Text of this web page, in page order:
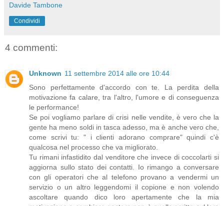
Davide Tambone
Condividi
4 commenti:
Unknown 11 settembre 2014 alle ore 10:44
Sono perfettamente d'accordo con te. La perdita della
motivazione fa calare, tra l'altro, l'umore e di conseguenza
le performance!
Se poi vogliamo parlare di crisi nelle vendite, è vero che la
gente ha meno soldi in tasca adesso, ma è anche vero che,
come scrivi tu: " i clienti adorano comprare" quindi c'è
qualcosa nel processo che va migliorato.
Tu rimani infastidito dal venditore che invece di coccolarti si
aggiorna sullo stato dei contatti. Io rimango a conversare
con gli operatori che al telefono provano a vendermi un
servizio o un altro leggendomi il copione e non volendo
ascoltare quando dico loro apertamente che la mia